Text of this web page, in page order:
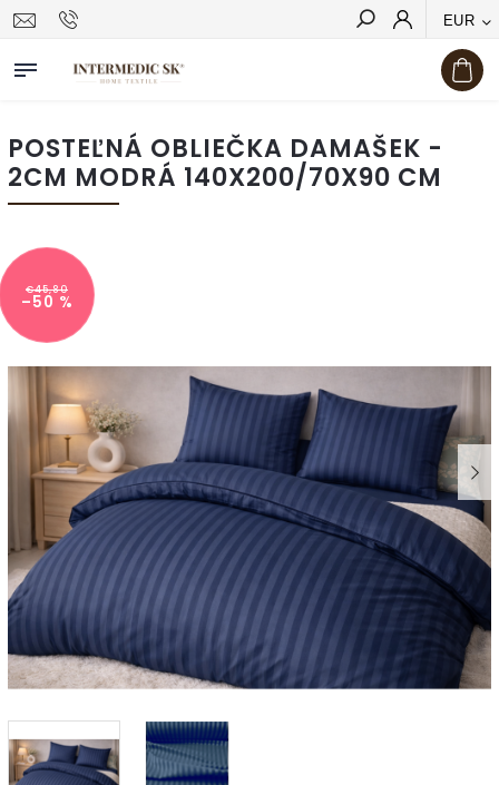
EUR
Hľadať
POSTEĽNÁ OBLIEČKA DAMAŠEK -
2CM MODRÁ 140X200/70X90 CM
€45,80
–50 %